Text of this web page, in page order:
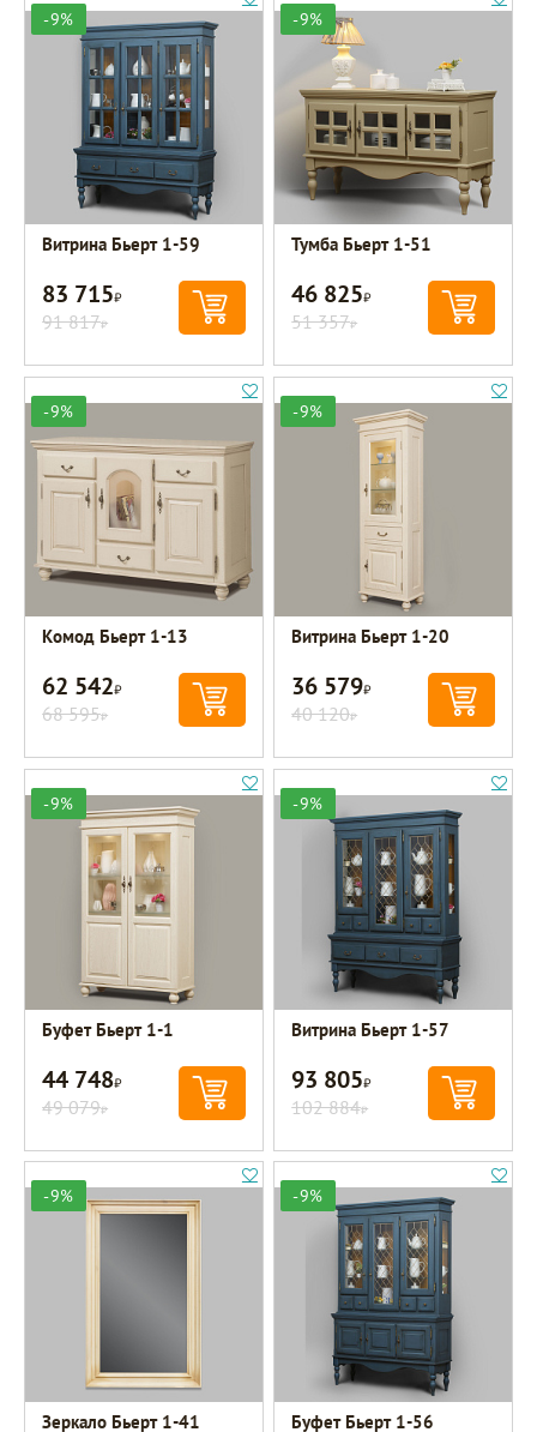
-9%
Витрина Бьерт 1-59
83 715Р
91 817Р
-9%
Тумба Бьерт 1-51
46 825Р
51 357Р
-9%
Комод Бьерт 1-13
62 542Р
68 595Р
-9%
Витрина Бьерт 1-20
36 579Р
40 120Р
-9%
Буфет Бьерт 1-1
44 748Р
49 079Р
-9%
Витрина Бьерт 1-57
93 805Р
102 884Р
-9%
Зеркало Бьерт 1-41
-9%
Буфет Бьерт 1-56